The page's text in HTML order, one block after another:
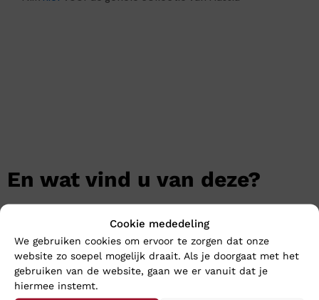
Cookie mededeling
We gebruiken cookies om ervoor te zorgen dat onze
website zo soepel mogelijk draait. Als je doorgaat met het
gebruiken van de website, gaan we er vanuit dat je
hiermee instemt.
En wat vind u van deze?